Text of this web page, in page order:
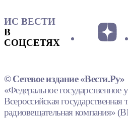
ИС ВЕСТИ
В
СОЦСЕТЯХ
© Сетевое издание «Вести.Ру»
«Федеральное государственное
Всероссийская государственная
радиовещательная компания»